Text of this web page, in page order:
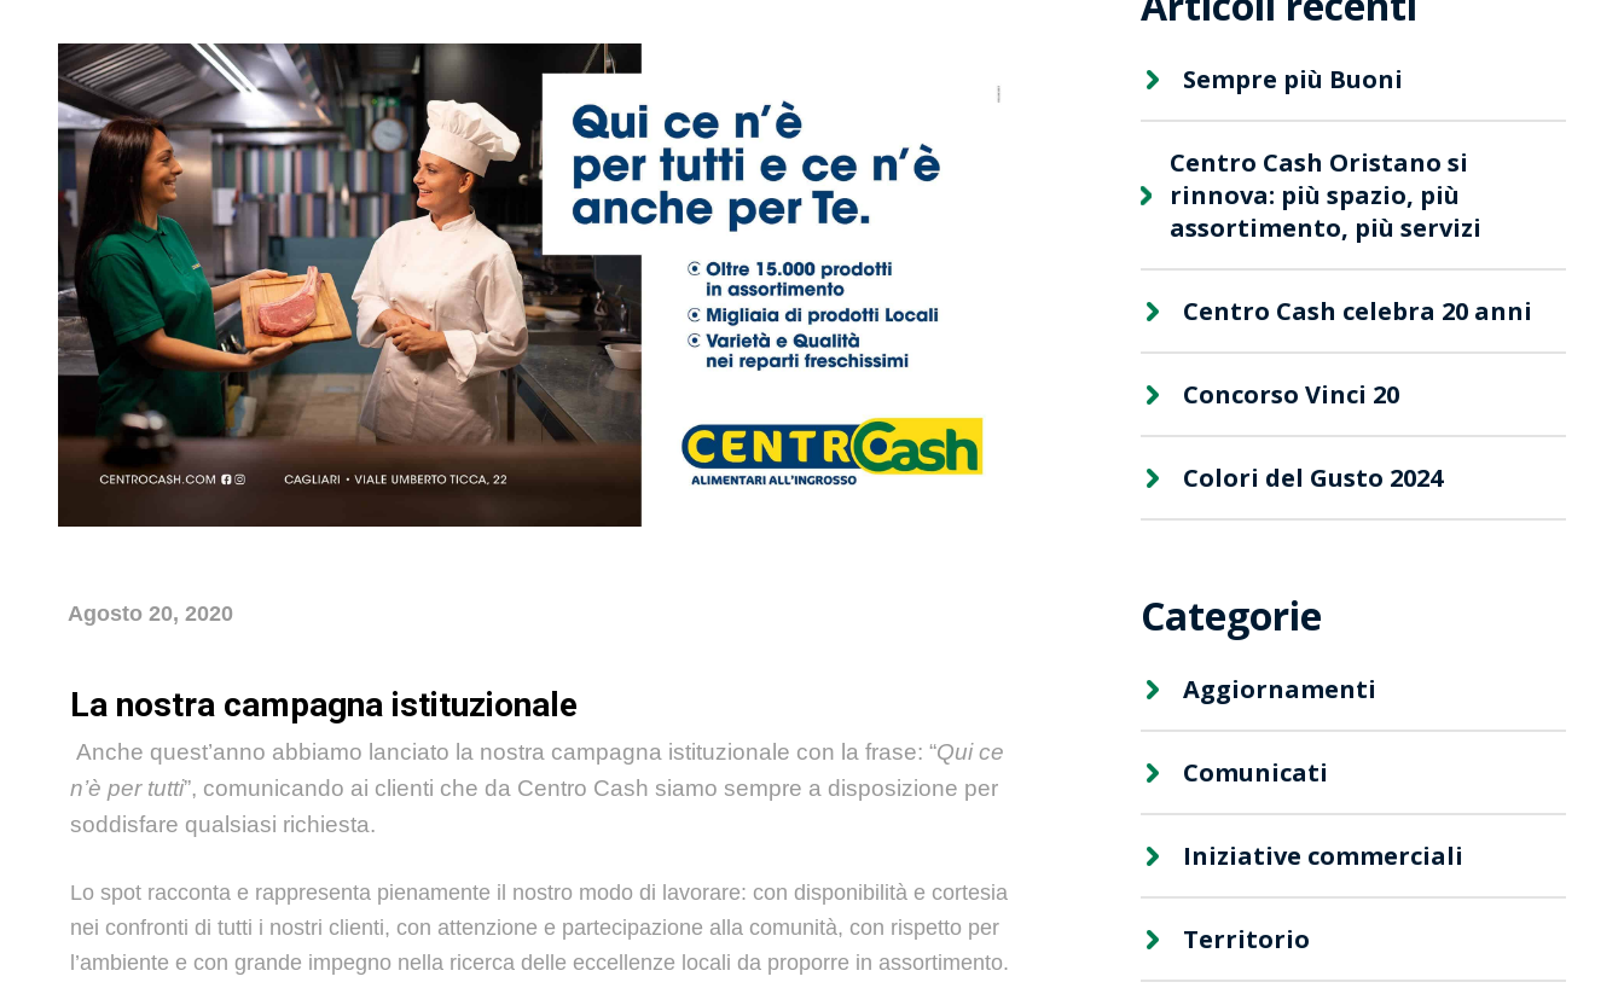
Assortimento
Clienti
Viaggio Premio
Contattaci
Area Riservata
Agosto 20, 2020
La nostra campagna istituzionale
Anche quest’anno abbiamo lanciato la nostra campagna istituzionale con la frase: “Qui ce
n’è per tutti”, comunicando ai clienti che da Centro Cash siamo sempre a disposizione per
soddisfare qualsiasi richiesta.
Lo spot racconta e rappresenta pienamente il nostro modo di lavorare: con disponibilità e cortesia
nei confronti di tutti i nostri clienti, con attenzione e partecipazione alla comunità, con rispetto per
l’ambiente e con grande impegno nella ricerca delle eccellenze locali da proporre in assortimento.
Sempre più Buoni
Centro Cash Oristano si
rinnova: più spazio, più
assortimento, più servizi
Centro Cash celebra 20 anni
Concorso Vinci 20
Colori del Gusto 2024
Categorie
Aggiornamenti
Comunicati
Iniziative commerciali
Territorio